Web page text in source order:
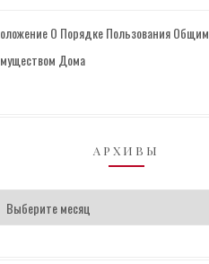
О Порядке Пользования Общим
Дома
АРХИВЫ